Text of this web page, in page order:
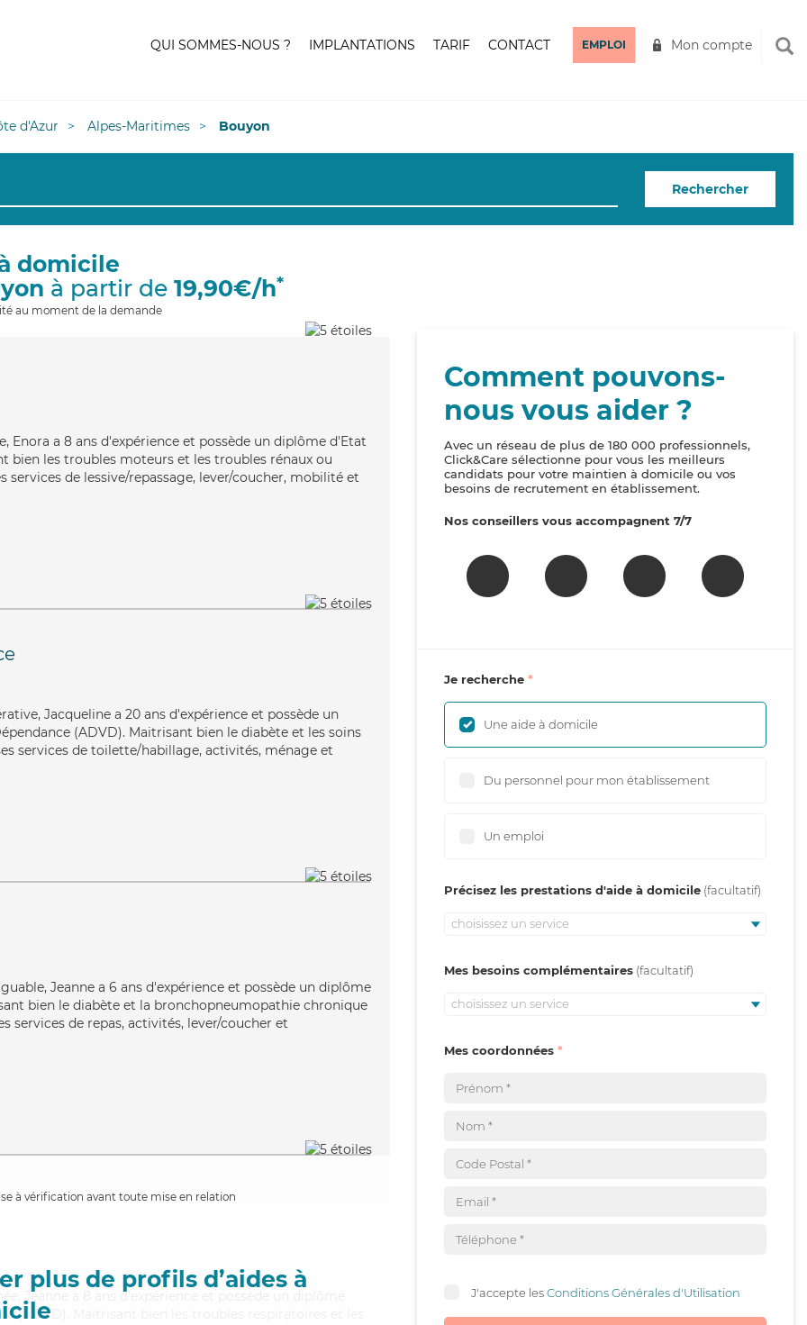
QUI SOMMES-NOUS ? IMPLANTATIONS TARIF CONTACT EMPLOI Mon compte
d'Azur Alpes-Maritimes Bouyon
Rechercher
domicile
à partir de 19,90€/h*
au moment de la demande
Enora a 8 ans d'expérience et possède un diplôme d'Etat
bien les troubles moteurs et les troubles rénaux ou
services de lessive/repassage, lever/coucher, mobilité et
Jacqueline a 20 ans d'expérience et possède un
(ADVD). Maitrisant bien le diabète et les soins
services de toilette/habillage, activités, ménage et
Jeanne a 6 ans d'expérience et possède un diplôme
bien le diabète et la bronchopneumopathie chronique
services de repas, activités, lever/coucher et
à vérification avant toute mise en relation
plus de profils d’aides à
Jeanne a 8 ans d'expérience et possède un diplôme
(ADVD). Maitrisant bien les troubles respiratoires et les
Comment pouvons-
nous vous aider ?
Avec un réseau de plus de 180 000 professionnels,
Click&Care sélectionne pour vous les meilleurs
candidats pour votre maintien à domicile ou vos
besoins de recrutement en établissement.
Nos conseillers vous accompagnent 7/7
Je recherche
Une aide à domicile
Du personnel pour mon établissement
Un emploi
Précisez les prestations d'aide à domicile
choisissez un service
Mes besoins complémentaires
choisissez un service
Mes coordonnées
J'accepte lesConditions Générales d'Utilisation